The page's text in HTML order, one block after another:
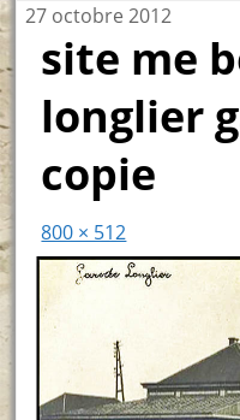
27 octobre 2012
site me
longlier
copie
800 × 512